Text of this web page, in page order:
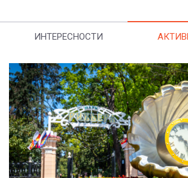
ИНТЕРЕСНОСТИ